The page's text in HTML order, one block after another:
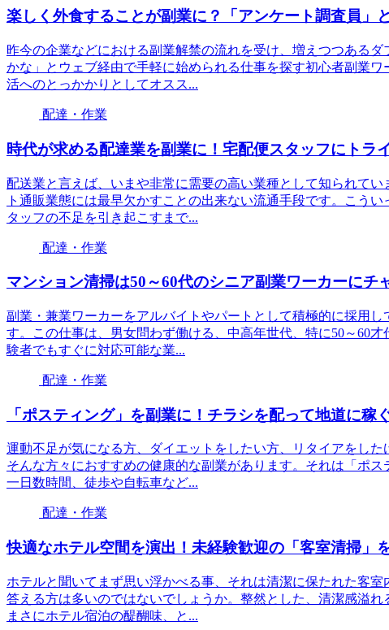
楽しく外食することが副業に？「アンケート調査員」
昨今の企業などにおける副業解禁の流れを受け、増えつつある
かな」とウェブ経由で手軽に始められる仕事を探す初心者副業
活へのとっかかりとしてオスス...
配達・作業
時代が求める配達業を副業に！宅配便スタッフにトラ
配送業と言えば、いまや非常に需要の高い業種として知られて
ト通販業態には最早欠かすことの出来ない流通手段です。こう
タッフの不足を引き起こすまで...
配達・作業
マンション清掃は50～60代のシニア副業ワーカーにチ
副業・兼業ワーカーをアルバイトやパートとして積極的に採用
す。この仕事は、男女問わず働ける、中高年世代、特に50～60
験者でもすぐに対応可能な業...
配達・作業
「ポスティング」を副業に！チラシを配って地道に稼
運動不足が気になる方、ダイエットをしたい方、リタイアをし
そんな方々におすすめの健康的な副業があります。それは「ポ
一日数時間、徒歩や自転車など...
配達・作業
快適なホテル空間を演出！未経験歓迎の「客室清掃」
ホテルと聞いてまず思い浮かべる事、それは清潔に保たれた客
答える方は多いのではないでしょうか。整然とした、清潔感溢
まさにホテル宿泊の醍醐味、と...